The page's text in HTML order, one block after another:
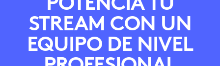
STREAM CON UN
EQUIPO DE NIVEL